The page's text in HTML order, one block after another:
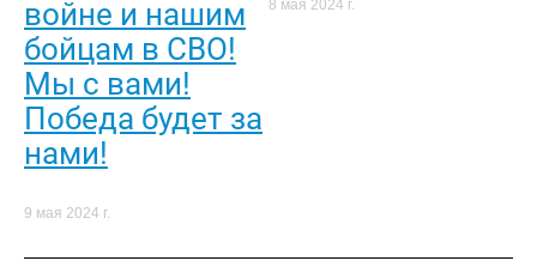
войне и нашим
бойцам в СВО!
Мы с вами!
Победа будет за
нами!
9 мая 2024 г.
8 мая 2024 г.